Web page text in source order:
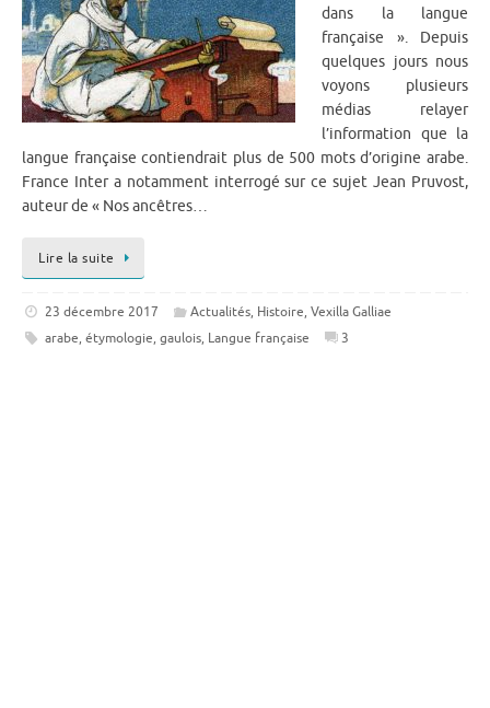
dans la langue
française ». Depuis
quelques jours nous
voyons plusieurs
médias relayer
l’information que la
langue française contiendrait plus de 500 mots d’origine arabe.
France Inter a notamment interrogé sur ce sujet Jean Pruvost,
auteur de « Nos ancêtres…
Lire la suite
23 décembre 2017 Actualités, Histoire,Vexilla Galliae
arabe, étymologie, gaulois, Langue française 3